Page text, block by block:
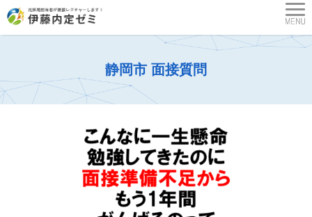
静岡市 面接質問